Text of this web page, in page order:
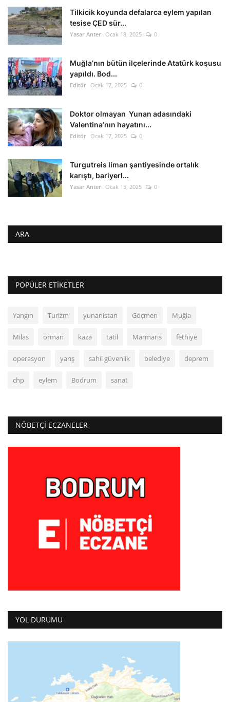
Tilkicik koyunda defalarca eylem yapılan
tesise ÇED sür...
Yasar Anter Ocak 18, 2025 0
Muğla’nın bütün ilçelerinde Atatürk koşusu
yapıldı. Bod...
Editör Ocak 17, 2025 0
Doktor olmayan Yunan adasındaki
Valentina’nın hayatını...
Editör Ocak 17, 2025 0
Turgutreis liman şantiyesinde ortalık
karıştı, bariyerl...
Yasar Anter Ocak 15, 2025 0
ARA
POPÜLER ETIKETLER
Yangın Turizm yunanistan Göçmen Muğla
Milas orman kaza tatil Marmaris fethiye
operasyon yarış sahil güvenlik belediye deprem
chp eylem Bodrum sanat
NÖBETÇI ECZANELER
YOL DURUMU